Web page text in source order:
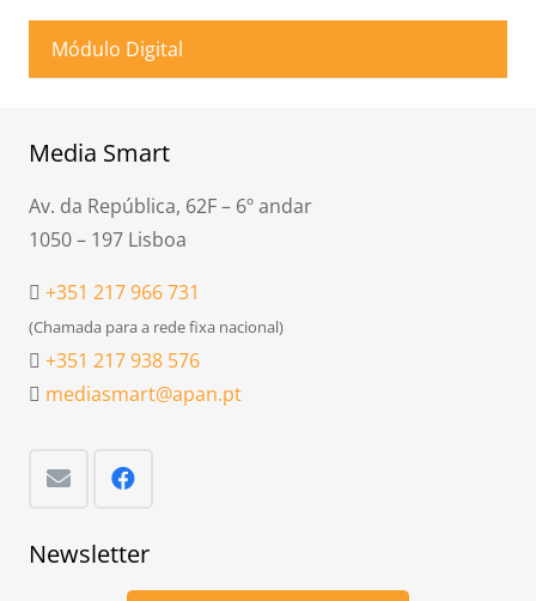
Módulo Digital
Media Smart
Av. da República, 62F – 6º andar
1050 – 197 Lisboa
+351 217 966 731
(Chamada para a rede fixa nacional)
+351 217 938 576
mediasmart@apan.pt
Newsletter